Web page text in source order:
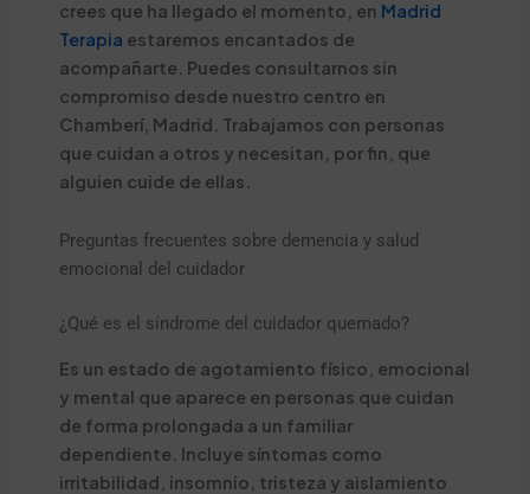
crees que ha llegado el momento, en Madrid
Terapia estaremos encantados de
acompañarte. Puedes consultarnos sin
compromiso desde nuestro centro en
Chamberí, Madrid. Trabajamos con personas
que cuidan a otros y necesitan, por fin, que
alguien cuide de ellas.
Preguntas frecuentes sobre demencia y salud
emocional del cuidador
¿Qué es el síndrome del cuidador quemado?
Es un estado de agotamiento físico, emocional
y mental que aparece en personas que cuidan
de forma prolongada a un familiar
dependiente. Incluye síntomas como
irritabilidad, insomnio, tristeza y aislamiento